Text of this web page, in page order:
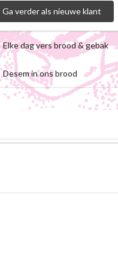
Elke dag vers brood & gebak
Desem in ons brood